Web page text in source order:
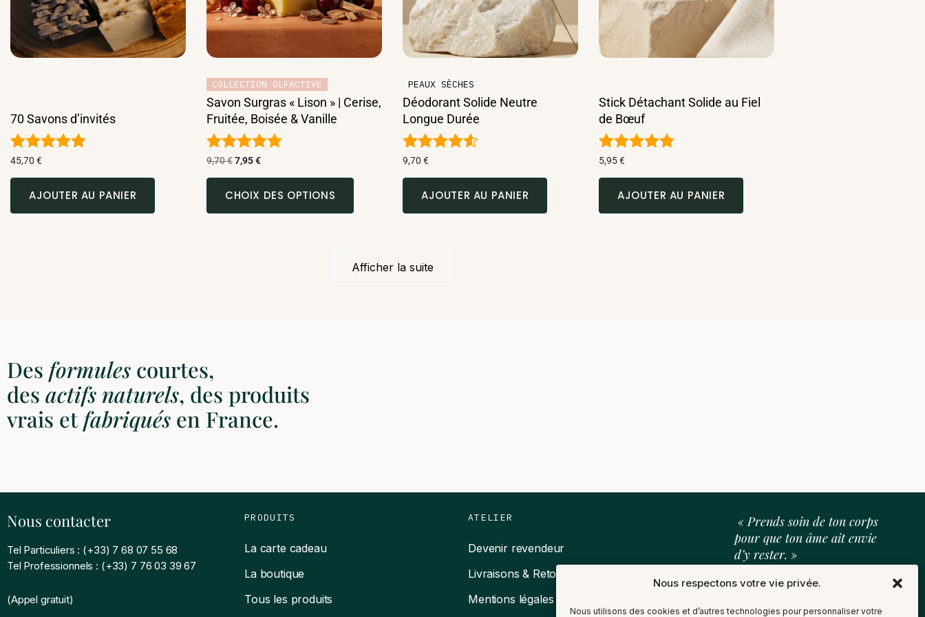
Nous respectons votre vie privée.
Nous utilisons des cookies et d’autres technologies pour personnaliser votre
70 Savons d’invités
Note
4.86
sur 5
45,70 €
AJOUTER AU PANIER
COLLECTION OLFACTIVE
Savon Surgras « Lison » | Cerise,
Fruitée, Boisée & Vanille
Note
4.93
sur 5
9,70€7,95€
CHOIX DES OPTIONS
sur
la
du
produit
PEAUX SÈCHES
Déodorant Solide Neutre
Longue Durée
Note
4.50
sur 5
9,70 €
AJOUTER AU PANIER
Stick Détachant Solide au Fiel
de Bœuf
Note
4.85
sur 5
5,95€
AJOUTER AU PANIER
Afficher la suite
Des formules courtes,
des actifs naturels, des produits
vrais etfabriqués en France.
Nous contacter
Tel Particuliers : (+33) 7 68 07 55 68
Tel Professionnels : (+33) 7 76 03 39 67
(Appel gratuit)
PRODUITS
La carte cadeau
La boutique
Tous les produits
ATELIER
Devenir revendeur
Livraisons & Retours
Mentions légales
« Prends soin de ton corps
pour que ton âme ait envie
d’y rester. »
L’équipe SAJ